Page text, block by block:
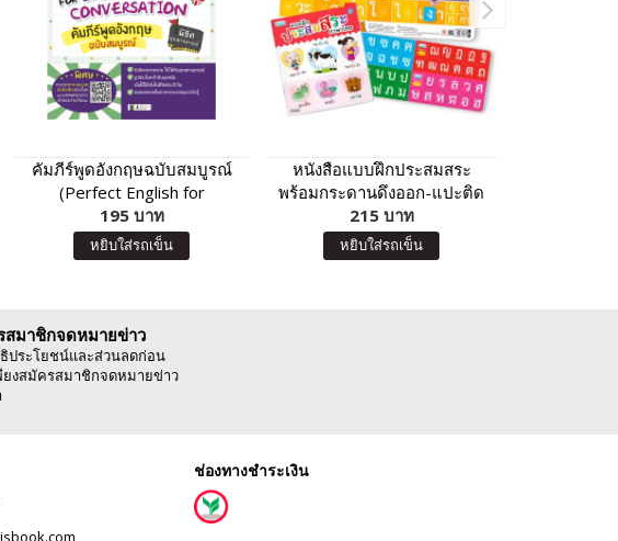
คัมภีร์พูดอังกฤษฉบับสมบูรณ์
(Perfect English for
Everyday Conversation)
195 บาท
หยิบใส่รถเข็น
หนังสือแบบฝึกประสมสระ
พร้อมกระดานดึงออก-แปะติด
พยัญชนะกับสระให้เป็นคำ
215 บาท
หยิบใส่รถเข็น
สมาชิกจดหมายข่าว
ประโยชน์และส่วนลดก่อน
ยงสมัครสมาชิกจดหมายข่าว
ช่องทางชำระเงิน